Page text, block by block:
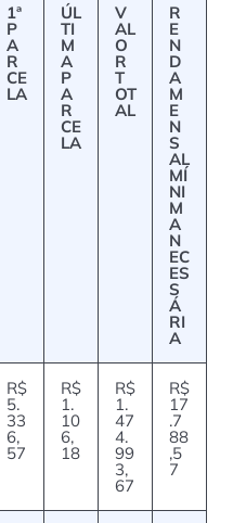
1ª
P
A
R
CE
LA
ÚL
TI
M
A
P
A
R
CE
LA
V
AL
O
R
T
OT
AL
R
E
N
D
A
M
E
N
S
AL
MÍ
NI
M
A
N
EC
ES
S
Á
RI
A
R$
5.
33
6,
57
R$
1.
10
6,
18
R$
1.
47
4.
99
3,
67
R$
17
.7
88
,5
7